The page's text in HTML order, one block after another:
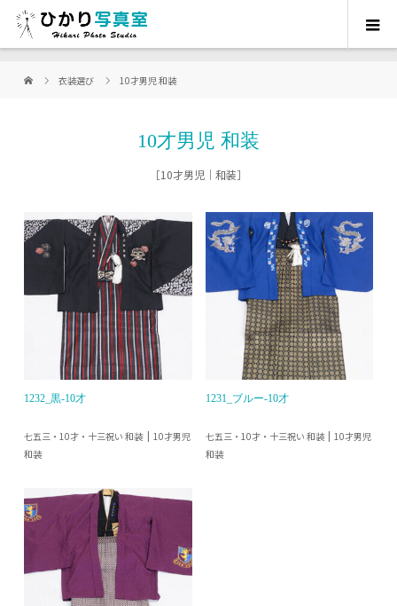
衣装選び 10才男児 和装
10才男児 和装
［10才男児｜和装］
1232_黒-10才
七五三・10才・十三祝い 和装
10才男児
和装
1231_ブルー-10才
七五三・10才・十三祝い 和装
10才男児
和装